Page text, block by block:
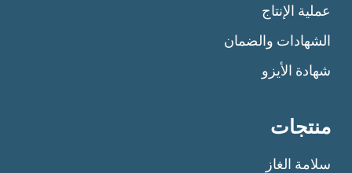
عملية الإنتاج
الشهادات والضمان
شهادة الأيزو
منتجات
سلامة الغاز